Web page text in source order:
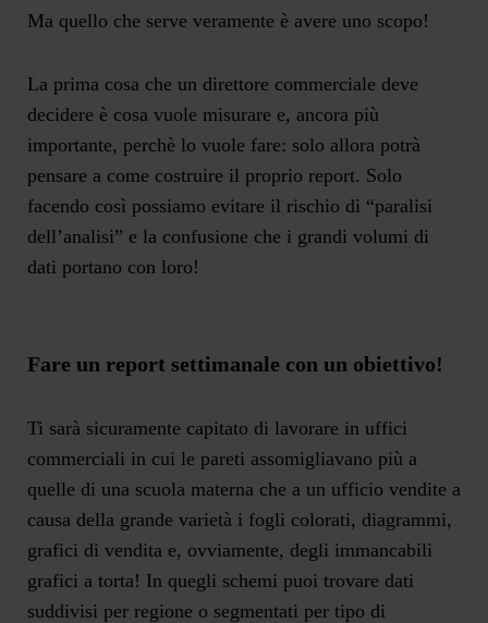
Ma quello che serve veramente è avere uno scopo!
La prima cosa che un direttore commerciale deve
decidere è cosa vuole misurare e, ancora più
importante, perchè lo vuole fare: solo allora potrà
pensare a come costruire il proprio report. Solo
facendo così possiamo evitare il rischio di “paralisi
dell’analisi” e la confusione che i grandi volumi di
dati portano con loro!
Fare un report settimanale con un obiettivo!
Ti sarà sicuramente capitato di lavorare in uffici
commerciali in cui le pareti assomigliavano più a
quelle di una scuola materna che a un ufficio vendite a
causa della grande varietà i fogli colorati, diagrammi,
grafici di vendita e, ovviamente, degli immancabili
grafici a torta! In quegli schemi puoi trovare dati
suddivisi per regione o segmentati per tipo di